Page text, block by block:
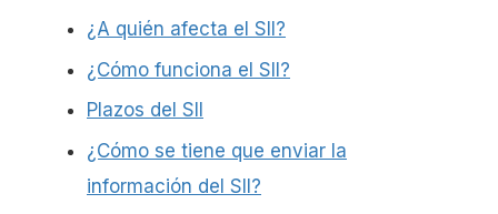
¿A quién afecta el SII?
¿Cómo funciona el SII?
Plazos del SII
¿Cómo se tiene que enviar la
información del SII?